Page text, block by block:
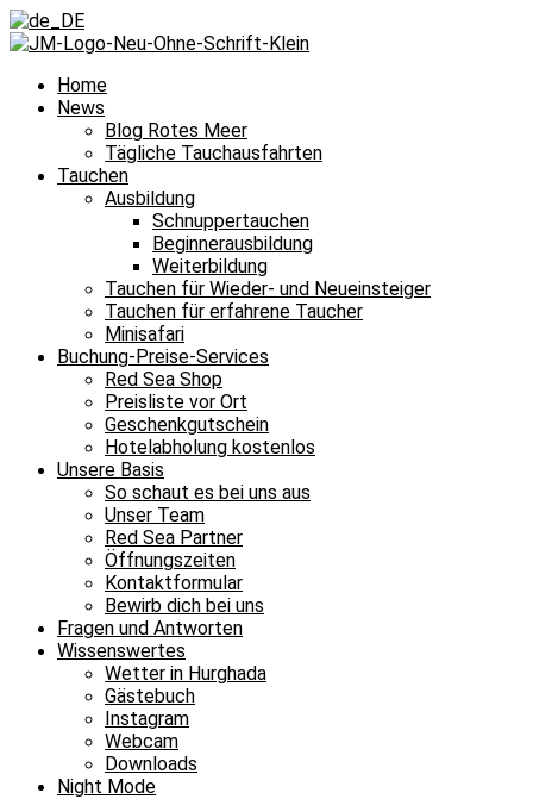
Home
News
Blog Rotes Meer
Tägliche Tauchausfahrten
Tauchen
Ausbildung
Schnuppertauchen
Beginnerausbildung
Weiterbildung
Tauchen für Wieder- und Neueinsteiger
Tauchen für erfahrene Taucher
Minisafari
Buchung-Preise-Services
Red Sea Shop
Preisliste vor Ort
Geschenkgutschein
Hotelabholung kostenlos
Unsere Basis
So schaut es bei uns aus
Unser Team
Red Sea Partner
Öffnungszeiten
Kontaktformular
Bewirb dich bei uns
Fragen und Antworten
Wissenswertes
Wetter in Hurghada
Gästebuch
Instagram
Webcam
Downloads
Night Mode